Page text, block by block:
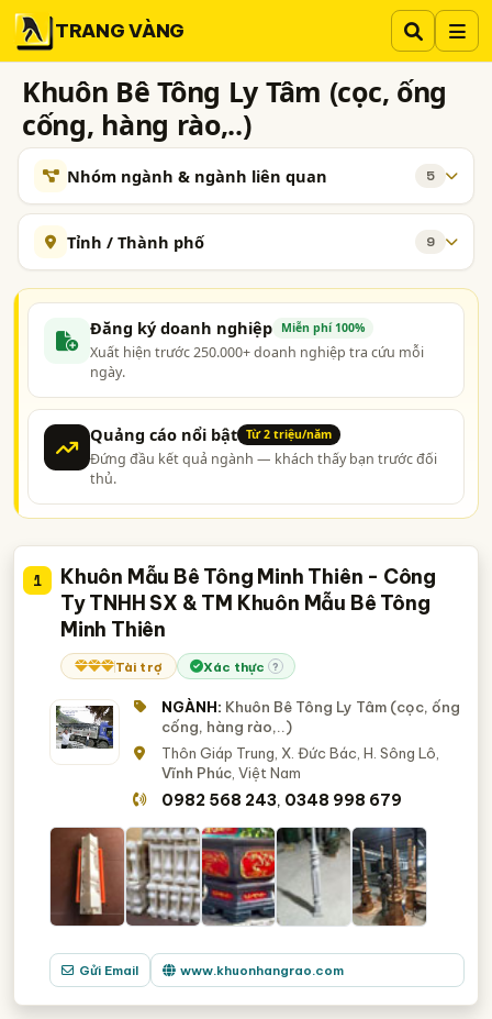
TRANG VÀNG
Khuôn Bê Tông Ly Tâm (cọc, ống
cống, hàng rào,..)
Nhóm ngành & ngành liên quan 5
325
Bê Tông - Máy Móc và Thiết Bị90
Thiết Bị Nhà Máy ống Cống Bê Tông (Rung ép, Quay ép,
Ly Tâm,..)
TAG NGÀNH NGHỀ
công ty gia công và sản xuất khuôn bê tông ly tâm
Tỉnh / Thành phố 9
Hà Nội TP. Hồ Chí Minh (TPHCM)
Đồng Nai
Bình Dương
Quảng Ninh Thái Bình
Vĩnh Phúc
Hải Dương
Quảng Nam
Đăng ký doanh nghiệp Miễn phí 100%
Xuất hiện trước 250.000+ doanh nghiệp tra cứu mỗi
ngày.
Quảng cáo nổi bật Từ 2 triệu/năm
Đứng đầu kết quả ngành — khách thấy bạn trước đối
thủ.
1
Khuôn Mẫu Bê Tông Minh Thiên - Công
Ty TNHH SX & TM Khuôn Mẫu Bê Tông
Minh Thiên
Tài trợ Xác thực ?
NGÀNH: Khuôn Bê Tông Ly Tâm (cọc, ống
cống, hàng rào,..)
Thôn Giáp Trung, X. Đức Bác, H. Sông Lô,
Vĩnh Phúc , Việt Nam
0982 568 243, 0348 998 679
Gửi Email www.khuonhangrao.com